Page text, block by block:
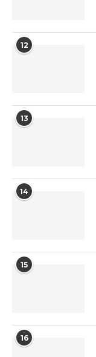
12
13
14
15
16